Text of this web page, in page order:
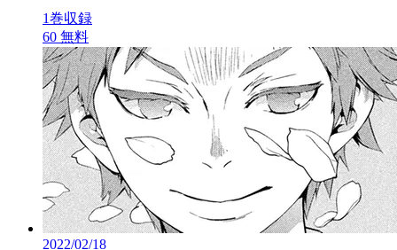
1巻収録
60 無料
2022/02/18